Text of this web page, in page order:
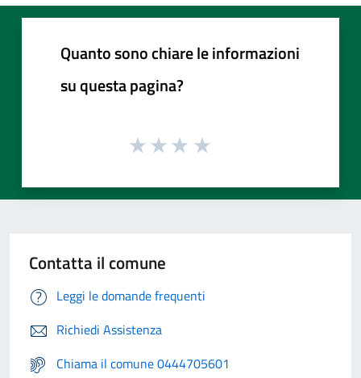
Quanto sono chiare le informazioni
su questa pagina?
Contatta il comune
Leggi le domande frequenti
Richiedi Assistenza
Chiama il comune 0444705601